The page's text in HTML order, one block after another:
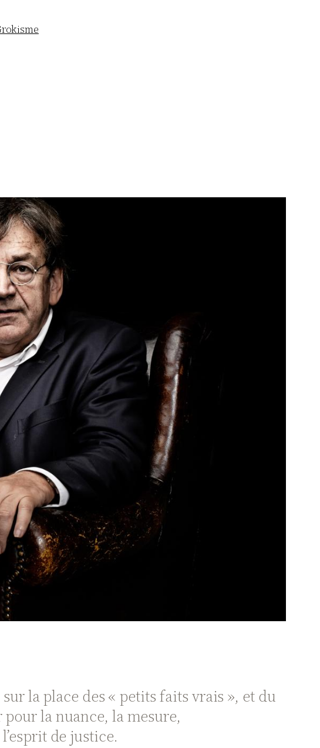
la place des « petits faits vrais », et du
la nuance, la mesure,
de justice.